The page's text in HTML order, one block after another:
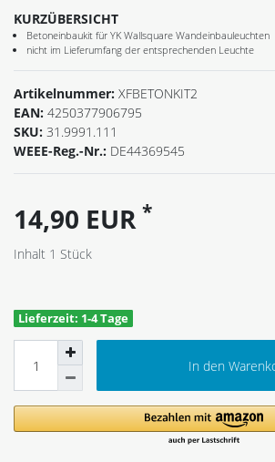
KURZÜBERSICHT
Betoneinbaukit für YK Wallsquare Wandeinbauleuchten
nicht im Lieferumfang der entsprechenden Leuchte
Artikelnummer: XFBETONKIT2
EAN: 4250377906795
SKU: 31.9991.111
WEEE-Reg.-Nr.: DE44369545
14,90 EUR *
Inhalt 1 Stück
Lieferzeit: 1-4 Tage
In den